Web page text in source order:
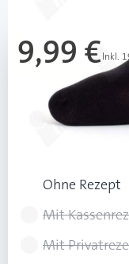
9,99 €Inkl.
Ab 3 Stk.
Ohne Rezept
Mit
Mit